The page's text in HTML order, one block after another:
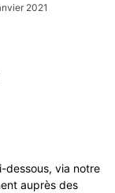
2021
dessous, via notre
auprès des